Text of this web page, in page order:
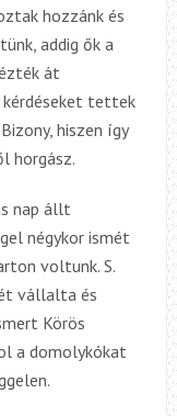
hozzánk és
addig ők a
át
kérdéseket tettek
hiszen így
horgász.
nap állt
négykor ismét
voltunk. S.
vállalta és
Körös
a domolykókat